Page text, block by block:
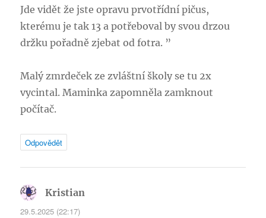
Jde vidět že jste opravu prvotřídní pičus,
kterému je tak 13 a potřeboval by svou drzou
držku pořadně zjebat od fotra. ”
Malý zmrdeček ze zvláštní školy se tu 2x
vycintal. Maminka zapomněla zamknout
počítač.
Odpovědět
Kristian
29.5.2025 (22:17)